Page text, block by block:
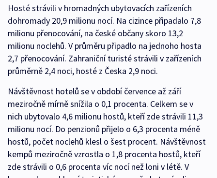
Hosté strávili v hromadných ubytovacích zařízeních
dohromady 20,9 milionu nocí. Na cizince připadalo 7,8
milionu přenocování, na české občany skoro 13,2
milionu noclehů. V průměru připadlo na jednoho hosta
2,7 přenocování. Zahraniční turisté strávili v zařízeních
průměrně 2,4 noci, hosté z Česka 2,9 noci.
Návštěvnost hotelů se v období července až září
meziročně mírně snížila o 0,1 procenta. Celkem se v
nich ubytovalo 4,6 milionu hostů, kteří zde strávili 11,3
milionu nocí. Do penzionů přijelo o 6,3 procenta méně
hostů, počet noclehů klesl o šest procent. Návštěvnost
kempů meziročně vzrostla o 1,8 procenta hostů, kteří
zde strávili o 0,6 procenta víc nocí než loni v létě. V